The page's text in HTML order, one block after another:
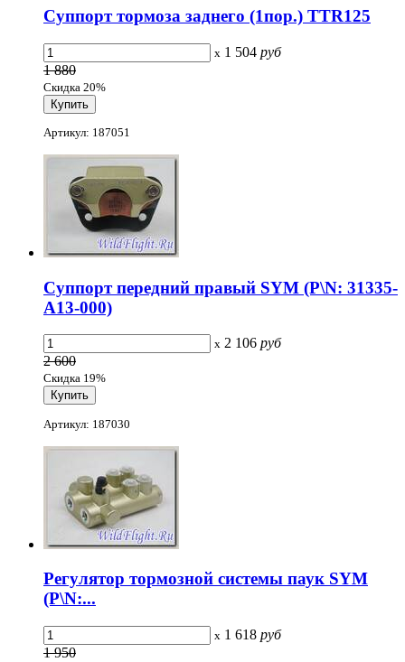
Суппорт тормоза заднего (1пор.) TTR125
x 1 504 руб
1 880
Скидка 20%
Артикул: 187051
Суппорт передний правый SYM (P\N: 31335-
A13-000)
x 2 106 руб
2 600
Скидка 19%
Артикул: 187030
Регулятор тормозной системы паук SYM
(P\N:...
x 1 618 руб
1 950